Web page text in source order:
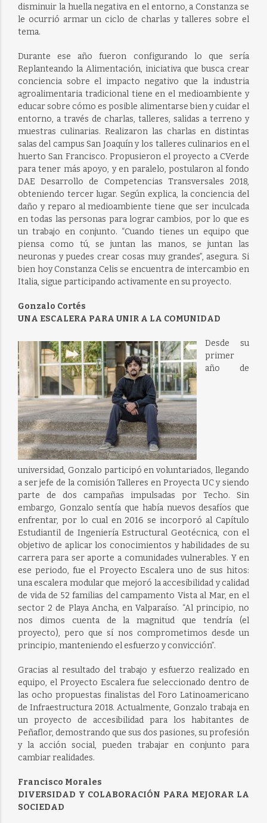
disminuir la huella negativa en el entorno, a Constanza se
le ocurrió armar un ciclo de charlas y talleres sobre el
tema.
Durante ese año fueron configurando lo que sería
Replanteando la Alimentación, iniciativa que busca crear
conciencia sobre el impacto negativo que la industria
agroalimentaria tradicional tiene en el medioambiente y
educar sobre cómo es posible alimentarse bien y cuidar el
entorno, a través de charlas, talleres, salidas a terreno y
muestras culinarias. Realizaron las charlas en distintas
salas del campus San Joaquín y los talleres culinarios en el
huerto San Francisco. Propusieron el proyecto a CVerde
para tener más apoyo, y en paralelo, postularon al fondo
DAE Desarrollo de Competencias Transversales 2018,
obteniendo tercer lugar. Según explica, la conciencia del
daño y reparo al medioambiente tiene que ser inculcada
en todas las personas para lograr cambios, por lo que es
un trabajo en conjunto. “Cuando tienes un equipo que
piensa como tú, se juntan las manos, se juntan las
neuronas y puedes crear cosas muy grandes”, asegura. Si
bien hoy Constanza Celis se encuentra de intercambio en
Italia, sigue participando activamente en su proyecto.
Gonzalo Cortés
UNA ESCALERA PARA UNIR A LA COMUNIDAD
Desde su
primer
año de
universidad, Gonzalo participó en voluntariados, llegando
a ser jefe de la comisión Talleres en Proyecta UC y siendo
parte de dos campañas impulsadas por Techo. Sin
embargo, Gonzalo sentía que había nuevos desafíos que
enfrentar, por lo cual en 2016 se incorporó al Capítulo
Estudiantil de Ingeniería Estructural Geotécnica, con el
objetivo de aplicar los conocimientos y habilidades de su
carrera para ser aporte a comunidades vulnerables. Y en
ese periodo, fue el Proyecto Escalera uno de sus hitos:
una escalera modular que mejoró la accesibilidad y calidad
de vida de 52 familias del campamento Vista al Mar, en el
sector 2 de Playa Ancha, en Valparaíso. “Al principio, no
nos dimos cuenta de la magnitud que tendría (el
proyecto), pero que sí nos comprometimos desde un
principio, manteniendo el esfuerzo y convicción”.
Gracias al resultado del trabajo y esfuerzo realizado en
equipo, el Proyecto Escalera fue seleccionado dentro de
las ocho propuestas finalistas del Foro Latinoamericano
de Infraestructura 2018. Actualmente, Gonzalo trabaja en
un proyecto de accesibilidad para los habitantes de
Peñaflor, demostrando que sus dos pasiones, su profesión
y la acción social, pueden trabajar en conjunto para
cambiar realidades.
Francisco Morales
DIVERSIDAD Y COLABORACIÓN PARA MEJORAR LA
SOCIEDAD